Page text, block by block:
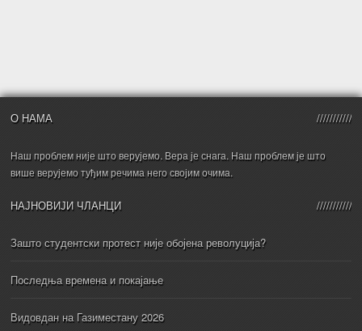
О НАМА
Наш проблем није што верујемо. Вера је снага. Наш проблем је што
више верујемо туђим речима него својим очима.
НАЈНОВИЈИ ЧЛАНЦИ
Зашто студентски протест није обојена револуција?
Последња времена и покајање
Видовдан на Газиместану 2026